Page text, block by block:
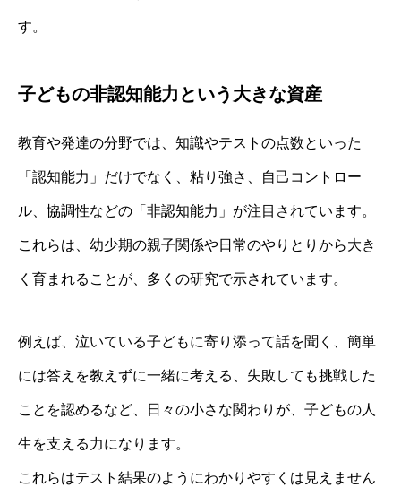
す。
子どもの非認知能力という大きな資産
教育や発達の分野では、知識やテストの点数といった
「認知能力」だけでなく、粘り強さ、自己コントロー
ル、協調性などの「非認知能力」が注目されています。
これらは、幼少期の親子関係や日常のやりとりから大き
く育まれることが、多くの研究で示されています。
例えば、泣いている子どもに寄り添って話を聞く、簡単
には答えを教えずに一緒に考える、失敗しても挑戦した
ことを認めるなど、日々の小さな関わりが、子どもの人
生を支える力になります。
これらはテスト結果のようにわかりやすくは見えません